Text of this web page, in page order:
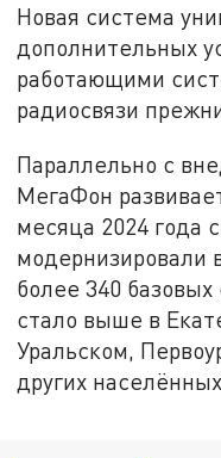
Новая система
дополнительных
работающими
радиосвязи
Параллельно с
МегаФон
месяца 2024 года
модернизировали
более 340
стало выше в
Уральском,
других